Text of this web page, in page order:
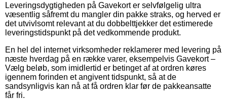
Leveringsdygtigheden på Gavekort er selvfølgelig ultra
væsentlig såfremt du mangler din pakke straks, og herved er
det utvivlsomt relevant at du dobbelttjekker det estimerede
leveringstidspunkt på det vedkommende produkt.
En hel del internet virksomheder reklamerer med levering på
næste hverdag på en række varer, eksempelvis Gavekort –
Vælg beløb, som imidlertid er betinget af at ordren køres
igennem forinden et angivent tidspunkt, så at de
sandsynligvis kan nå at få ordren klar før de pakkeansatte
får fri.